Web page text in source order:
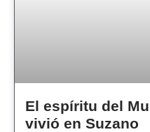
El espíritu del
vivió en Suzano